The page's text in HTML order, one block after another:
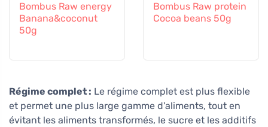
Bombus Raw energy
Banana&coconut
50g
Bombus Raw protein
Cocoa beans 50g
Régime complet : Le régime complet est plus flexible
et permet une plus large gamme d'aliments, tout en
évitant les aliments transformés, le sucre et les additifs